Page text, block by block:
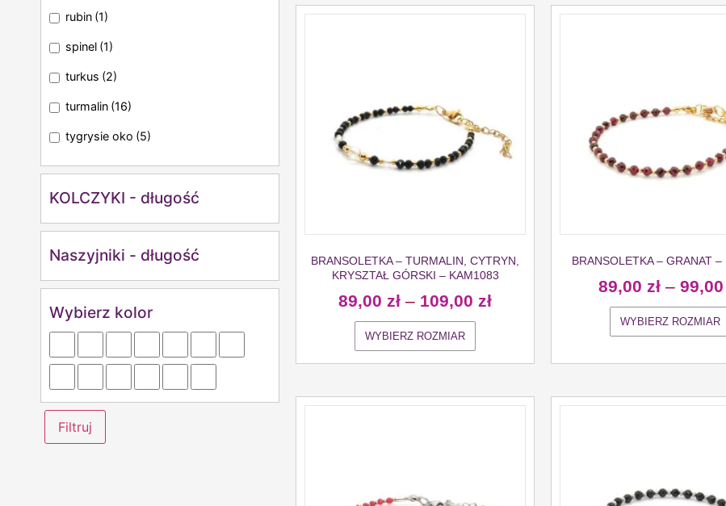
rubin (1)
spinel (1)
turkus (2)
turmalin (16)
tygrysie oko (5)
KOLCZYKI - długość
Naszyjniki - długość
Wybierz kolor
Filtruj
BRANSOLETKA – TURMALIN, CYTRYN,
KRYSZTAŁ GÓRSKI – KAM1083
89,00 zł – 109,00 zł
WYBIERZ ROZMIAR
BRANSOLETKA – GRANAT –
89,00 zł – 99,00
WYBIERZ ROZMIAR